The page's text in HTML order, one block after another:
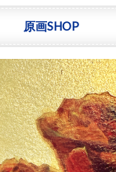
原画SHOP